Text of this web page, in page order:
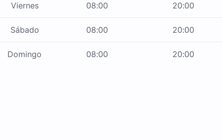
Viernes 08:00 20:00
Sábado 08:00 20:00
Domingo 08:00 20:00